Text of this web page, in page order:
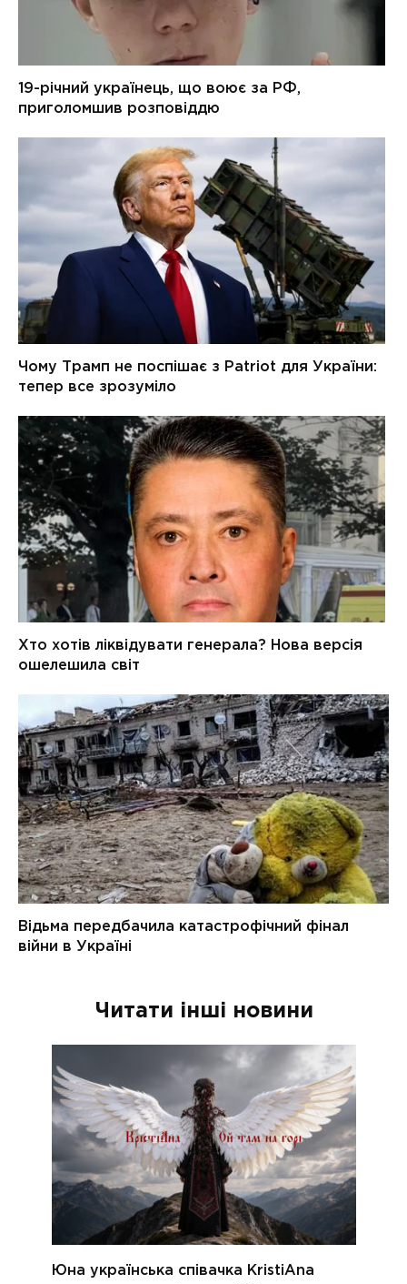
Читати інші новини
Юна українська співачка KristiAna